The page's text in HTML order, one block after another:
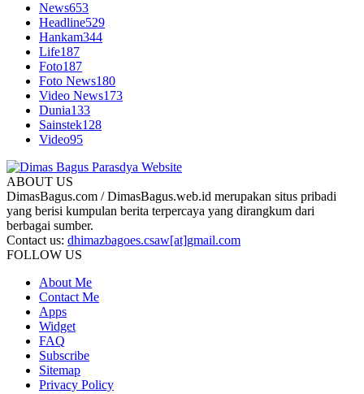
News653
Headline529
Hankam344
Life187
Foto187
Foto News180
Video News173
Dunia133
Sainstek128
Video95
ABOUT US
DimasBagus.com / DimasBagus.web.id merupakan situs pribadi
yang berisi kumpulan berita terpercaya yang dirangkum dari
berbagai sumber.
Contact us: dhimazbagoes.csaw[at]gmail.com
FOLLOW US
About Me
Contact Me
Apps
Widget
FAQ
Subscribe
Sitemap
Privacy Policy